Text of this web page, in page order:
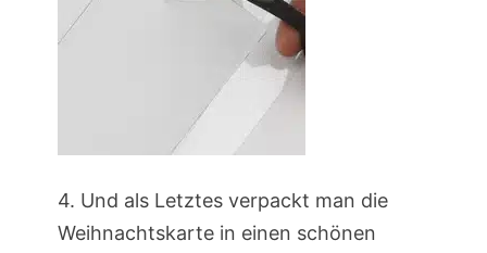
4. Und als Letztes verpackt man die
Weihnachtskarte in einen schönen